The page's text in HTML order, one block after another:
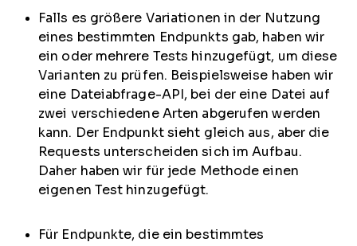
Falls es größere Variationen in der Nutzung
eines bestimmten Endpunkts gab, haben wir
ein oder mehrere Tests hinzugefügt, um diese
Varianten zu prüfen. Beispielsweise haben wir
eine Dateiabfrage-API, bei der eine Datei auf
zwei verschiedene Arten abgerufen werden
kann. Der Endpunkt sieht gleich aus, aber die
Requests unterscheiden sich im Aufbau.
Daher haben wir für jede Methode einen
eigenen Test hinzugefügt.
Für Endpunkte, die ein bestimmtes